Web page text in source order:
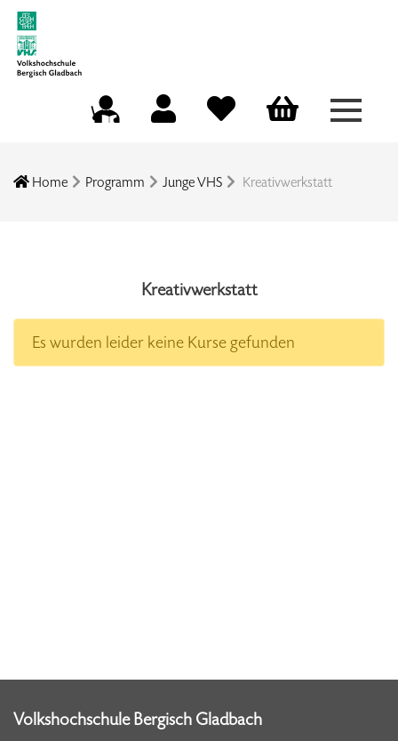
Menü
Home Programm Junge VHS Kreativwerkstatt
Kreativwerkstatt
Es wurden leider keine Kurse gefunden
Volkshochschule Bergisch Gladbach